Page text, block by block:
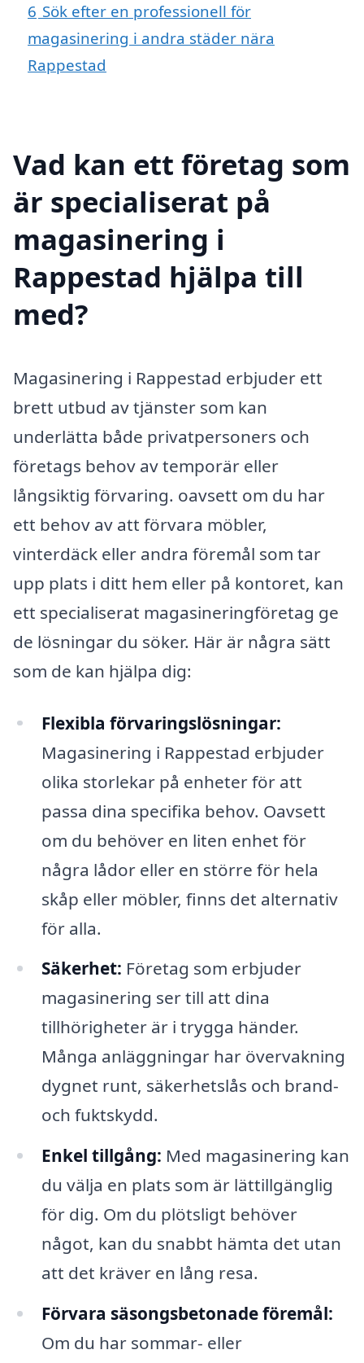
6 Sök efter en professionell för
magasinering i andra städer nära
Rappestad
Vad kan ett företag som
är specialiserat på
magasinering i
Rappestad hjälpa till
med?
Magasinering i Rappestad erbjuder ett
brett utbud av tjänster som kan
underlätta både privatpersoners och
företags behov av temporär eller
långsiktig förvaring. oavsett om du har
ett behov av att förvara möbler,
vinterdäck eller andra föremål som tar
upp plats i ditt hem eller på kontoret, kan
ett specialiserat magasineringföretag ge
de lösningar du söker. Här är några sätt
som de kan hjälpa dig:
Flexibla förvaringslösningar:
Magasinering i Rappestad erbjuder
olika storlekar på enheter för att
passa dina specifika behov. Oavsett
om du behöver en liten enhet för
några lådor eller en större för hela
skåp eller möbler, finns det alternativ
för alla.
Säkerhet: Företag som erbjuder
magasinering ser till att dina
tillhörigheter är i trygga händer.
Många anläggningar har övervakning
dygnet runt, säkerhetslås och brand-
och fuktskydd.
Enkel tillgång: Med magasinering kan
du välja en plats som är lättillgänglig
för dig. Om du plötsligt behöver
något, kan du snabbt hämta det utan
att det kräver en lång resa.
Förvara säsongsbetonade föremål:
Om du har sommar- eller